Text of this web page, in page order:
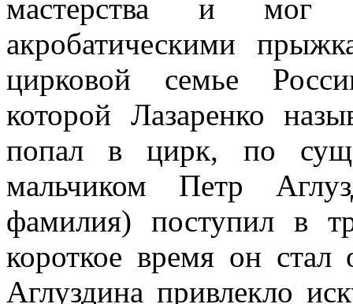
мастерства и мог
акробатическими
цирковой семье
которой Лазаренко
попал в цирк, по
мальчиком Петр
фамилия) поступил в
короткое время он
Аглуздина привлекло